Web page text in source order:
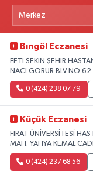
Bıngöl Eczanesi
FETİ SEKİN ŞEHİR
NACİ GÖRÜR BLV.NO:62
0 (424) 238 07 79
Küçük Eczanesi
FIRAT ÜNİVERSİTESİ
MAH. YAHYA KEMAL
0 (424) 237 68 56